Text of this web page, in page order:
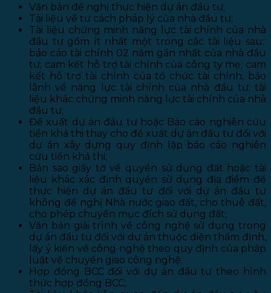
Văn bản đề nghị thực hiện dự án đầu tư;
Tài liệu về tư cách pháp lý của nhà đầu tư;
Tài liệu chứng minh năng lực tài chính của nhà
đầu tư gồm ít nhất một trong các tài liệu sau::
báo cáo tài chính 02 năm gần nhất của nhà đầu
tư; cam kết hỗ trợ tài chính của công ty mẹ; cam
kết hỗ trợ tài chính của tổ chức tài chính; bảo
lãnh về năng lực tài chính của nhà đầu tư; tài
liệu khác chứng minh năng lực tài chính của nhà
đầu tư;
Đề xuất dự án đầu tư hoặc Báo cáo nghiên cứu
tiền khả thi thay cho đề xuất dự án đầu tư đối với
dự án xây dựng quy định lập báo cáo nghiên
cứu tiền khả thi;
Bản sao giấy tờ về quyền sử dụng đất hoặc tài
liệu khác xác định quyền sử dụng địa điểm để
thực hiện dự án đầu tư đối với dự án đầu tư
không đề nghị Nhà nước giao đất, cho thuê đất,
cho phép chuyển mục đích sử dụng đất;
Văn bản giải trình về công nghệ sử dụng trong
dự án đầu tư đối với dự án thuộc diện thẩm định,
lấy ý kiến về công nghệ theo quy định của pháp
luật về chuyển giao công nghệ;
Hợp đồng BCC đối với dự án đầu tư theo hình
thức hợp đồng BCC;